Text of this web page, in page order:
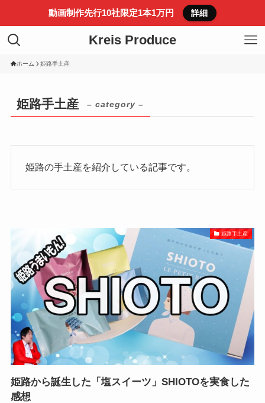
動画制作先行10社限定1本1万円 詳細
Kreis Produce
ホーム 姫路手土産
姫路手土産 – category –
姫路の手土産を紹介している記事です。
姫路手土産
姫路から誕生した「塩スイーツ」SHIOTOを実食した
感想